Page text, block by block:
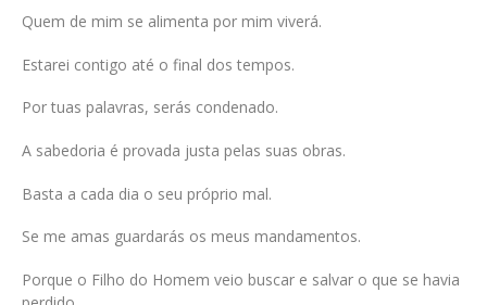
Quem de mim se alimenta por mim viverá.
Estarei contigo até o final dos tempos.
Por tuas palavras, serás condenado.
A sabedoria é provada justa pelas suas obras.
Basta a cada dia o seu próprio mal.
Se me amas guardarás os meus mandamentos.
Porque o Filho do Homem veio buscar e salvar o que se havia